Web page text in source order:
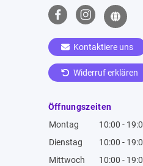
Kontaktiere uns
Widerruf erklären
Öffnungszeiten
Montag
10:00 -
Dienstag
10:00 -
Mittwoch
10:00 -